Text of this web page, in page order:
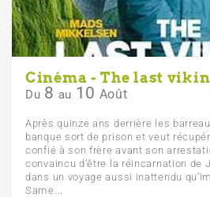
Cinéma - The last
Du 8 au 10 Août
Après quinze ans derrière les
banque sort de prison et veut
confié à son frère avant son
convaincu d’être la réincarnation de
dans un voyage aussi inattendu
Same...